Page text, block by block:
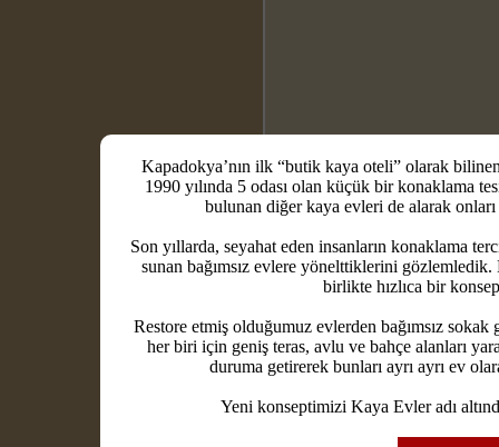
Kapadokya’nın ilk “butik kaya oteli” olarak
1990 yılında 5 odası olan küçük bir konaklama
bulunan diğer kaya evleri de alarak
Son yıllarda, seyahat eden insanların konaklama
sunan bağımsız evlere yönelttiklerini
birlikte hızlıca bir
Restore etmiş olduğumuz evlerden bağımsız
her biri için geniş teras, avlu ve bahçe alanları
duruma getirerek bunları ayrı ayrı ev
Yeni konseptimizi Kaya Evler adı